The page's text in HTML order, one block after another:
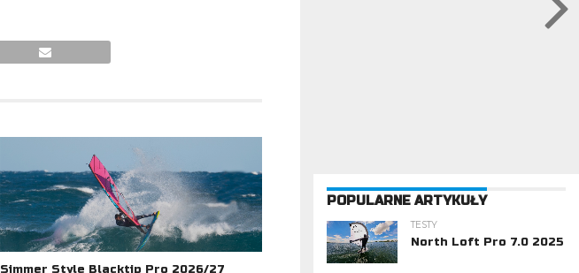
Simmer Style Blacktip Pro 2026/27
POPULARNE ARTYKUŁY
TESTY
North Loft Pro 7.0 2025